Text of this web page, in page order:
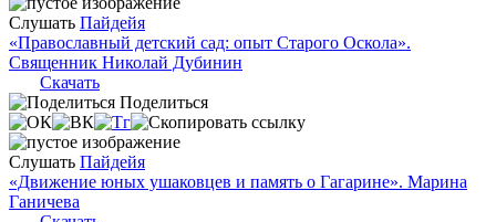
Слушать Пайдейя
«Православный детский сад: опыт Старого Оскола».
Священник Николай Дубинин
Скачать
Поделиться
Слушать Пайдейя
«Движение юных ушаковцев и память о Гагарине». Марина
Ганичева